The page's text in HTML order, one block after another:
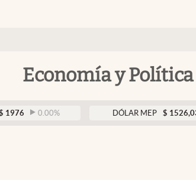
Economía y Política
0.00% DÓLAR MEP $ 1526,03